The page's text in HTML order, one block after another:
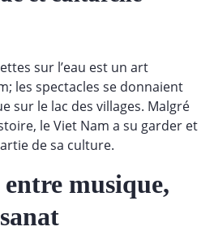
sur l’eau est un art
les spectacles se donnaient
sur le lac des villages. Malgré
le Viet Nam a su garder et
de sa culture.
musique,